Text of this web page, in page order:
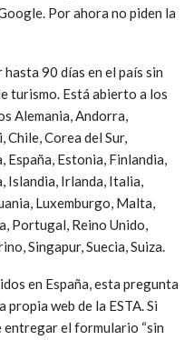
Por ahora no piden la
90 días en el país sin
turismo. Está abierto a los
Alemania, Andorra,
Corea del Sur,
España, Estonia, Finlandia,
Islandia, Irlanda, Italia,
Luxemburgo, Malta,
Portugal, Reino Unido,
Singapur, Suecia, Suiza.
en España, esta pregunta
web de la ESTA. Si
entregar el formulario “sin